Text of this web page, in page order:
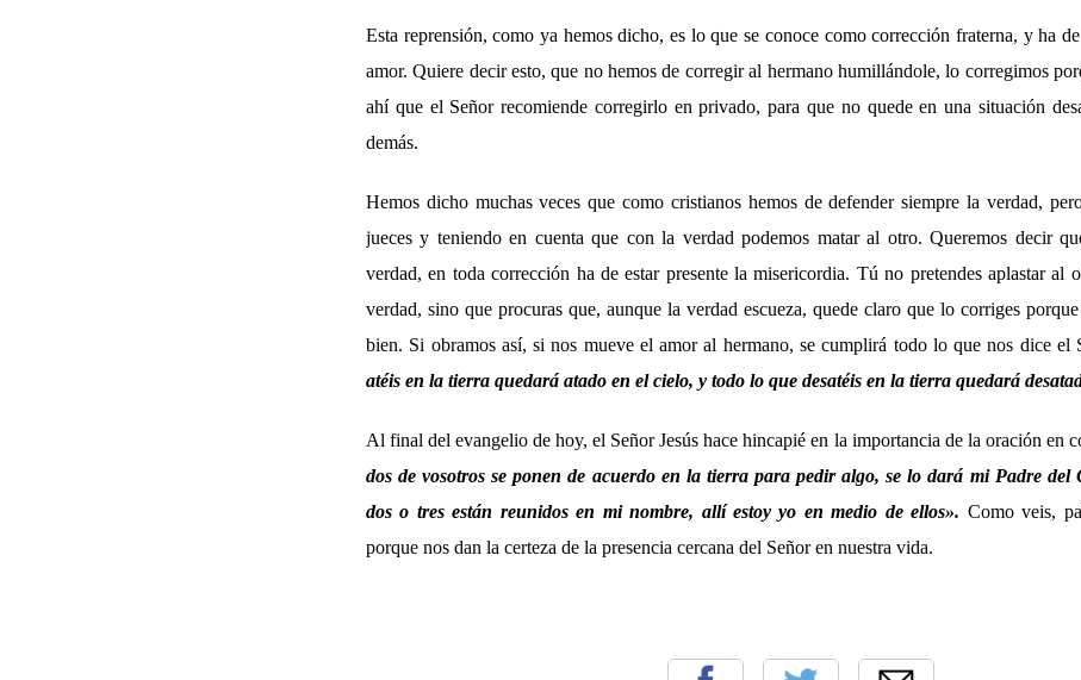
Esta reprensión, como ya hemos dicho, es lo que se conoce como corrección fraterna, y ha
amor. Quiere decir esto, que no hemos de corregir al hermano humillándole, lo corregimos
ahí que el Señor recomiende corregirlo en privado, para que no quede en una situación
demás.
Hemos dicho muchas veces que como cristianos hemos de defender siempre la verdad,
jueces y teniendo en cuenta que con la verdad podemos matar al otro. Queremos decir
verdad, en toda corrección ha de estar presente la misericordia. Tú no pretendes aplastar al
verdad, sino que procuras que, aunque la verdad escueza, quede claro que lo corriges
bien. Si obramos así, si nos mueve el amor al hermano, se cumplirá todo lo que nos dice el
atéis en la tierra quedará atado en el cielo, y todo lo que desatéis en la tierra quedará
Al final del evangelio de hoy, el Señor Jesús hace hincapié en la importancia de la oración en
dos de vosotros se ponen de acuerdo en la tierra para pedir algo, se lo dará mi Padre del
dos o tres están reunidos en mi nombre, allí estoy yo en medio de ellos». Como veis,
porque nos dan la certeza de la presencia cercana del Señor en nuestra vida.